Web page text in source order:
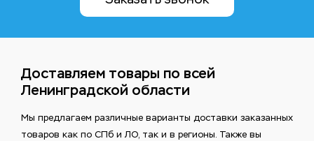
Доставляем товары по всей
Ленинградской области
Мы предлагаем различные варианты доставки заказанных
товаров как по СПб и ЛО, так и в регионы. Также вы